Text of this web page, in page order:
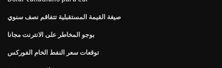
صيغة القيمة المستقبلية تتفاقم نصف سنوي
بوجو المخاطر على الانترنت مجانا
توقعات سعر النفط الخام الفوركس